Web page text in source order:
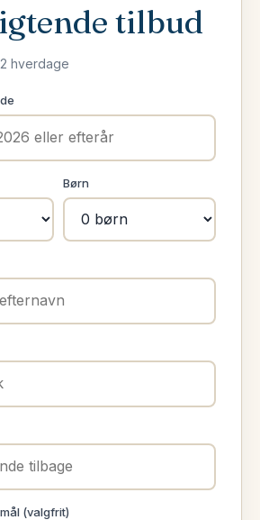
tilbud
hverdage
Børn
(valgfrit)